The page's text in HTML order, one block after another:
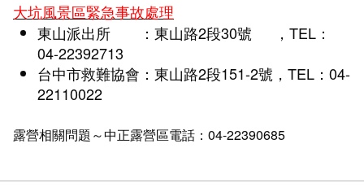
大坑風景區緊急事故處理
東山派出所
： 東山路2段30號 ， TEL：
04-22392713
台中市救難協會：東山路2段151-2號，TEL：04-
22110022
露營相關問題～中正露營區電話：04-22390685